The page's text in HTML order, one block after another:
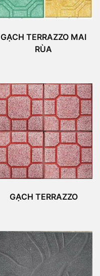
GẠCH TERRAZZO MAI
RÙA
GẠCH TERRAZZO